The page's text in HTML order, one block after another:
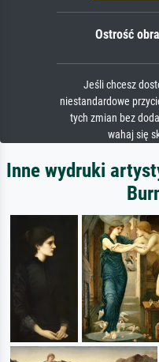
Ostrość
Jeśli chcesz
niestandardowe
tych zmian bez
wahaj się
Inne wydruki